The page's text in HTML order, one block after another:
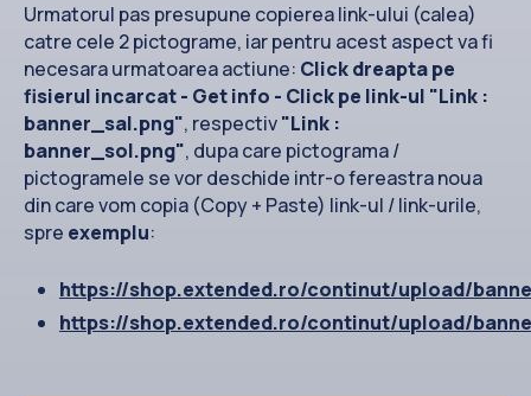
Urmatorul pas presupune copierea link-ului (calea)
catre cele 2 pictograme, iar pentru acest aspect va fi
necesara urmatoarea actiune: Click dreapta pe
fisierul incarcat - Get info - Click pe link-ul "Link :
banner_sal.png", respectiv"Link :
banner_sol.png", dupa care pictograma /
pictogramele se vor deschide intr-o fereastra noua
din care vom copia (Copy + Paste) link-ul / link-urile,
spre exemplu:
https://shop.extended.ro/continut/upload/
https://shop.extended.ro/continut/upload/